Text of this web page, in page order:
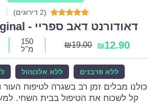
(2 דירוגים)
דאודורנט דאב ספריי - Dove Original
₪12.90
₪19.00
150
מ''ל
ללא פרבנים ללא אלכוהול
כולנו מבלים זמן רב בשגרה לטיפוח
קל לשכוח את הטיפול בבית השחי.